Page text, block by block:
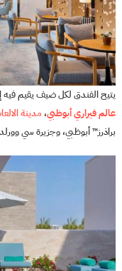
يتيح الفندق لكل ضيف يقيم فيه
عالم فيراري أبوظبي، مدينة
براذرز™ أبوظبي، وجزيرة سي